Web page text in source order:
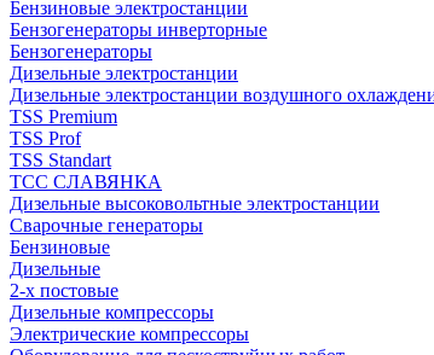
Бензиновые электростанции
Бензогенераторы инверторные
Бензогенераторы
Дизельные электростанции
Дизельные электростанции воздушного
TSS Premium
TSS Prof
TSS Standart
ТСС СЛАВЯНКА
Дизельные высоковольтные электростанции
Сварочные генераторы
Бензиновые
Дизельные
2-х постовые
Дизельные компрессоры
Электрические компрессоры